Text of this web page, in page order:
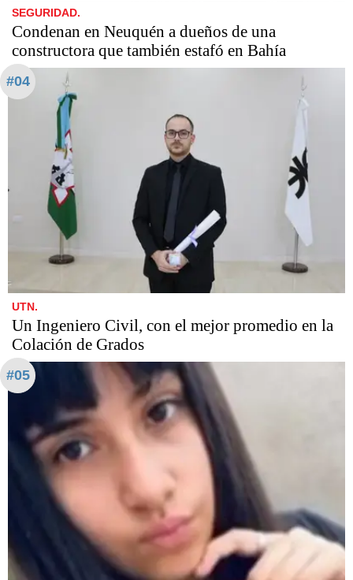
SEGURIDAD.
Condenan en Neuquén a dueños de una
constructora que también estafó en Bahía
#04
UTN.
Un Ingeniero Civil, con el mejor promedio en la
Colación de Grados
#05